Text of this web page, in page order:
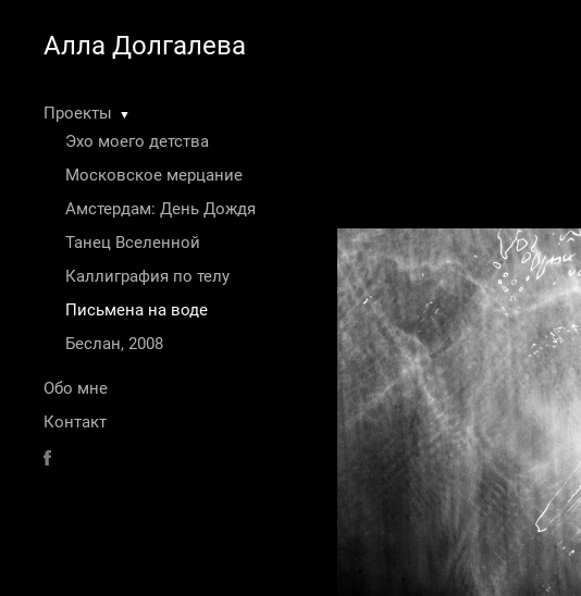
Алла Долгалева
Проекты ▼
Эхо моего детства
Московское мерцание
Амстердам: День Дождя
Танец Вселенной
Каллиграфия по телу
Письмена на воде
Беслан, 2008
Обо мне
Контакт